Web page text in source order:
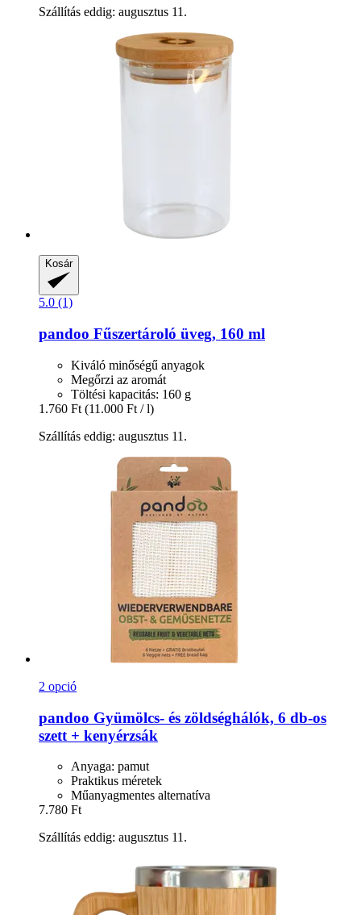
Szállítás eddig: augusztus 11.
Kosár
5.0 (1)
pandoo Fűszertároló üveg, 160 ml
Kiváló minőségű anyagok
Megőrzi az aromát
Töltési kapacitás: 160 g
1.760 Ft (11.000 Ft / l)
Szállítás eddig: augusztus 11.
2 opció
pandoo Gyümölcs-​ és zöldséghálók, 6 db-​os
szett + kenyérzsák
Anyaga: pamut
Praktikus méretek
Műanyagmentes alternatíva
7.780 Ft
Szállítás eddig: augusztus 11.